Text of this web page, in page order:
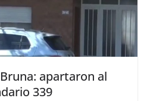
apartaron al
339